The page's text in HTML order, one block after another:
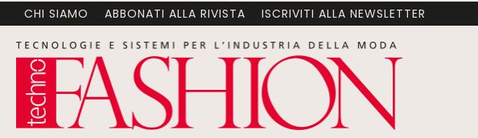
MANUTENZIONE GESTIONE TECNOLOGIA SOSTENIBILITÀ
CHI SIAMO ABBONATI ALLA RIVISTA ISCRIVITI ALLA NEWSLETTER